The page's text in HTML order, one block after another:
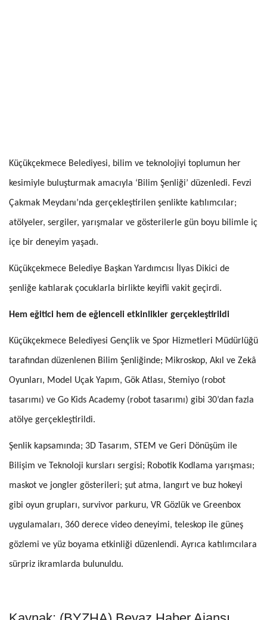
Küçükçekmece Belediyesi, bilim ve teknolojiyi toplumun her
kesimiyle buluşturmak amacıyla ‘Bilim Şenliği’ düzenledi. Fevzi
Çakmak Meydanı’nda gerçekleştirilen şenlikte katılımcılar;
atölyeler, sergiler, yarışmalar ve gösterilerle gün boyu bilimle iç
içe bir deneyim yaşadı.
Küçükçekmece Belediye Başkan Yardımcısı İlyas Dikici de
şenliğe katılarak çocuklarla birlikte keyifli vakit geçirdi.
Hem eğitici hem de eğlenceli etkinlikler gerçekleştirildi
Küçükçekmece Belediyesi Gençlik ve Spor Hizmetleri Müdürlüğü
tarafından düzenlenen Bilim Şenliğinde; Mikroskop, Akıl ve Zekâ
Oyunları, Model Uçak Yapım, Gök Atlası, Stemiyo (robot
tasarımı) ve Go Kids Academy (robot tasarımı) gibi 30’dan fazla
atölye gerçekleştirildi.
Şenlik kapsamında; 3D Tasarım, STEM ve Geri Dönüşüm ile
Bilişim ve Teknoloji kursları sergisi; Robotik Kodlama yarışması;
maskot ve jongler gösterileri; şut atma, langırt ve buz hokeyi
gibi oyun grupları, survivor parkuru, VR Gözlük ve Greenbox
uygulamaları, 360 derece video deneyimi, teleskop ile güneş
gözlemi ve yüz boyama etkinliği düzenlendi. Ayrıca katılımcılara
sürpriz ikramlarda bulunuldu.